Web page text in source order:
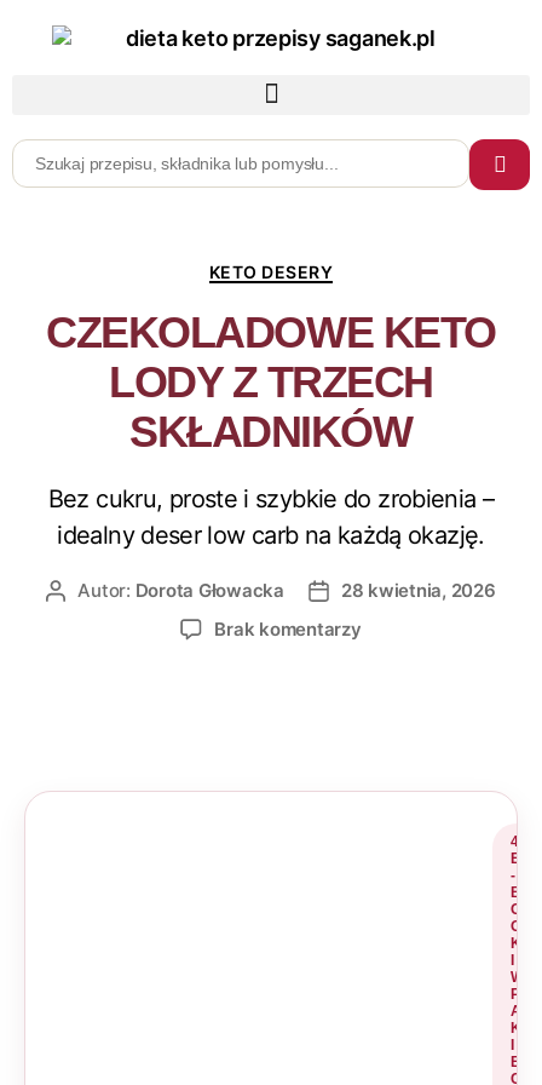
KETO DESERY
CZEKOLADOWE KETO
LODY Z TRZECH
SKŁADNIKÓW
Bez cukru, proste i szybkie do zrobienia –
idealny deser low carb na każdą okazję.
Autor: Dorota Głowacka
28 kwietnia, 2026
Brak komentarzy
4
E
-
B
O
O
K
W
P
A
K
E
C